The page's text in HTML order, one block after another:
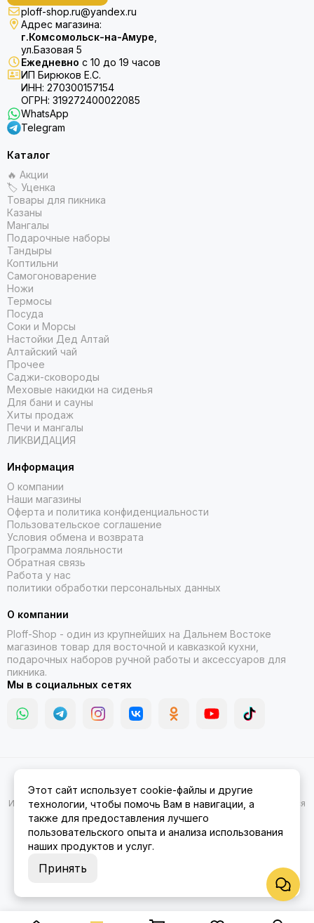
ploff-shop.ru@yandex.ru
Адрес магазина:
г.Комсомольск-на-Амуре
ул.Базовая 5
Ежедневно с 10 до 19 часов
ИП Бирюков Е.С.
ИНН: 270300157154
ОГРН: 319272400022085
WhatsApp
Telegram
Каталог
🔥 Акции
🏷 Уценка
Товары для пикника
Казаны
Мангалы
Подарочные наборы
Тандыры
Коптильни
Самогоноварение
Ножи
Термосы
Посуда
Соки и Морсы
Настойки Дед Алтай
Алтайский чай
Прочее
Саджи-сковороды
Меховые накидки на сиденья
Для бани и сауны
Хиты продаж
Печи и мангалы
ЛИКВИДАЦИЯ
Информация
О компании
Наши магазины
Оферта и политика конфиденциальности
Пользовательское соглашение
Условия обмена и возврата
Программа лояльности
Обратная связь
Работа у нас
политики обработки персональных данных
О компании
Ploff-Shop - один из крупнейших на Дальнем Востоке
магазинов товар для восточной и кавказкой кухни,
подарочных наборов ручной работы и аксессуаров для
пикника.
Мы в социальных сетях
Амуре.Карта сайта
Информация на сайте носит ознакомительный характер и не является
публичной офертой.
Этот сайт использует cookie-файлы и другие
технологии, чтобы помочь Вам в навигации, а
также для предоставления лучшего
пользовательского опыта и анализа использования
наших продуктов и услуг.
Принять